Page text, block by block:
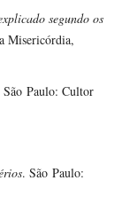
segundo os
Misericórdia,
São Paulo: Cultor
. São Paulo: